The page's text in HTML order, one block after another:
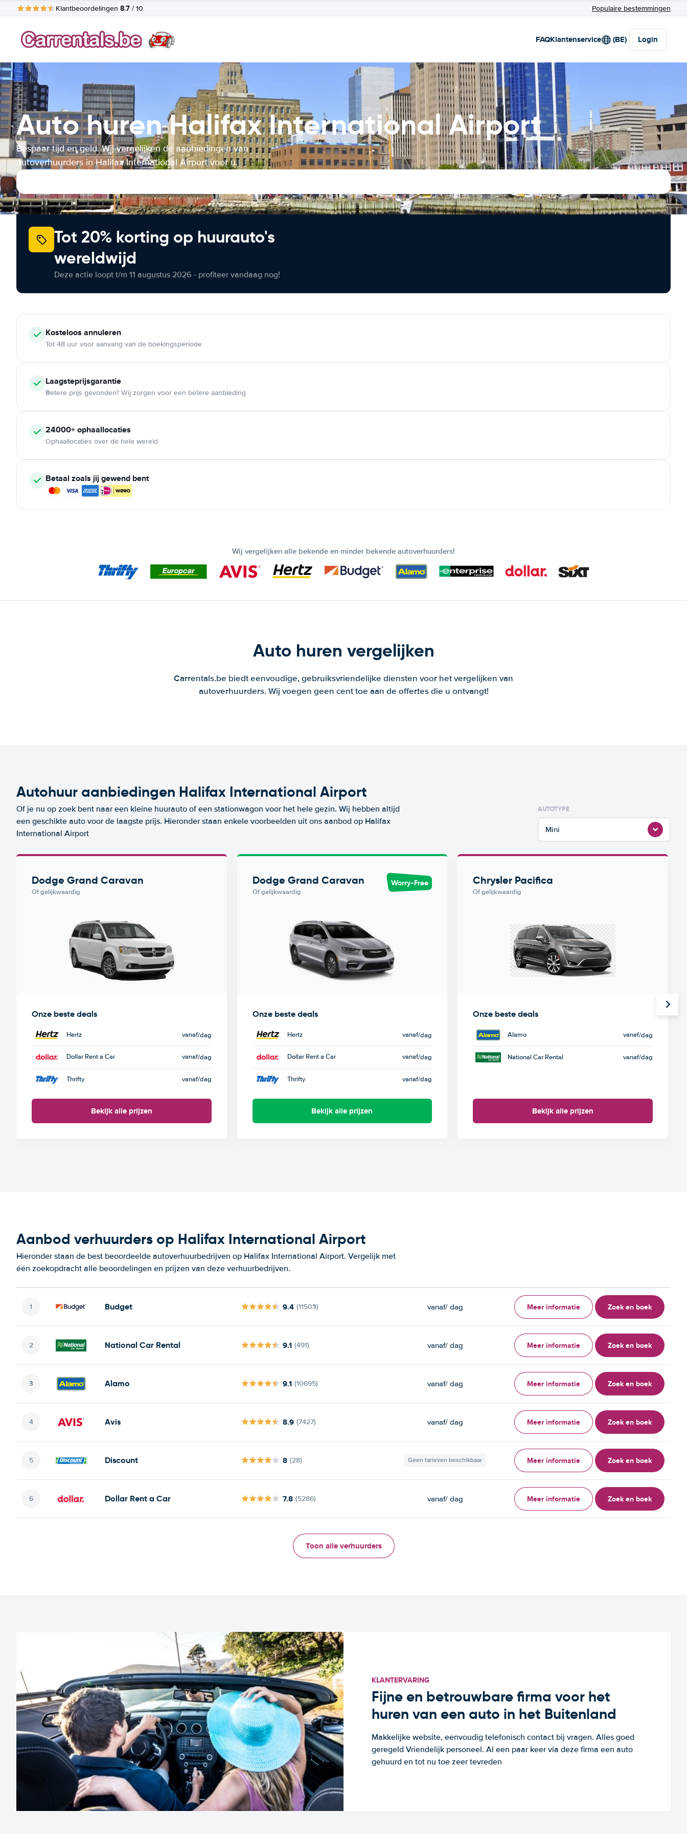
Klantbeoordelingen 8.7 / 10 Populaire bestemmingen
FAQKlantenservice (BE) Login
Auto huren Halifax International Airport
Bespaar tijd en geld. Wij vergelijken de aanbiedingen van
autoverhuurders in Halifax International Airport voor u.
Tot 20% korting op huurauto's
wereldwijd
Deze actie loopt t/m 11 augustus 2026 - profiteer vandaag nog!
Kosteloos annuleren
Tot 48 uur voor aanvang van de boekingsperiode
Laagsteprijsgarantie
Betere prijs gevonden? Wij zorgen voor een betere aanbieding
24000+ophaallocaties
Ophaallocaties over de hele wereld
Betaal zoals jij gewend bent
Wij vergelijken alle bekende en minder bekende autoverhuurders!
Auto huren vergelijken
Carrentals.be biedt eenvoudige, gebruiksvriendelijke diensten voor het vergelijken van
autoverhuurders. Wij voegen geen cent toe aan de offertes die u ontvangt!
Autohuur aanbiedingen Halifax International Airport
Of je nu op zoek bent naar een kleine huurauto of een stationwagon voor het hele gezin. Wij hebben altijd
een geschikte auto voor de laagste prijs. Hieronder staan enkele voorbeelden uit ons aanbod op Halifax
International Airport
AUTOTYPE
Mini
Dodge Grand Caravan
Of gelijkwaardig
Onze beste deals
Hertz vanaf/dag
Dollar Rent a Car vanaf/dag
Thrifty vanaf/dag
Bekijk alle prijzen
Dodge Grand Caravan
Of gelijkwaardig
Worry-Free
Onze beste deals
Hertz vanaf/dag
Dollar Rent a Car vanaf/dag
Thrifty vanaf/dag
Bekijk alle prijzen
Chrysler Pacifica
Of gelijkwaardig
Onze beste deals
Alamo vanaf/dag
National Car Rental vanaf/dag
Bekijk alle prijzen
Aanbod verhuurders op Halifax International Airport
Hieronder staan de best beoordeelde autoverhuurbedrijven op Halifax International Airport. Vergelijk met
één zoekopdracht alle beoordelingen en prijzen van deze verhuurbedrijven.
Budget 9.4 (11503) vanaf/ dag Meer informatie Zoek en boek
National Car Rental 9.1 (491) vanaf/ dag Meer informatie Zoek en boek
Alamo 9.1 (10695) vanaf/ dag Meer informatie Zoek en boek
Avis 8.9 (7427) vanaf/ dag Meer informatie Zoek en boek
Discount 8 (28) Geen tarieven beschikbaar Meer informatie Zoek en boek
Dollar Rent a Car 7.8 (5286) vanaf/ dag Meer informatie Zoek en boek
Toon alle verhuurders
KLANTERVARING
Fijne en betrouwbare firma voor het
huren van een auto in het Buitenland
Makkelijke website, eenvoudig telefonisch contact bij vragen. Alles goed
geregeld Vriendelijk personeel. Al een paar keer via deze firma een auto
gehuurd en tot nu toe zeer tevreden